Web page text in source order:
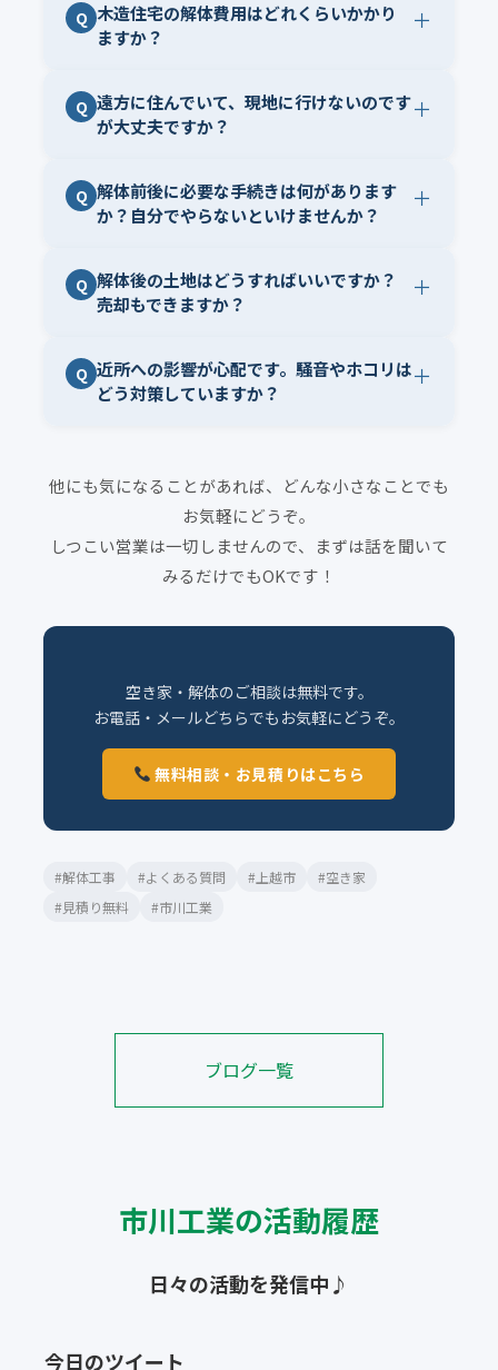
Q 木造住宅の解体費用はどれくらいかかり
ますか？
＋
Q 遠方に住んでいて、現地に行けないのです
が大丈夫ですか？
＋
Q 解体前後に必要な手続きは何があります
か？自分でやらないといけませんか？
＋
Q 解体後の土地はどうすればいいですか？
売却もできますか？
＋
Q 近所への影響が心配です。騒音やホコリは
どう対策していますか？
＋
他にも気になることがあれば、どんな小さなことでも
お気軽にどうぞ。
しつこい営業は一切しませんので、まずは話を聞いて
みるだけでもOKです！
空き家・解体のご相談は無料です。
お電話・メールどちらでもお気軽にどうぞ。
無料相談・お見積りはこちら
#解体工事 #よくある質問 #上越市
#空き家
#見積り無料
#市川工業
ブログ一覧
市川工業の活動履歴
日々の活動を発信中♪
今日のツイート